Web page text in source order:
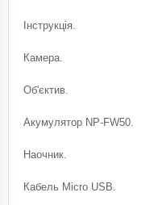
Інструкція.
Камера.
Об'єктив.
Акумулятор NP-FW50.
Наочник.
Кабель Micro USB.